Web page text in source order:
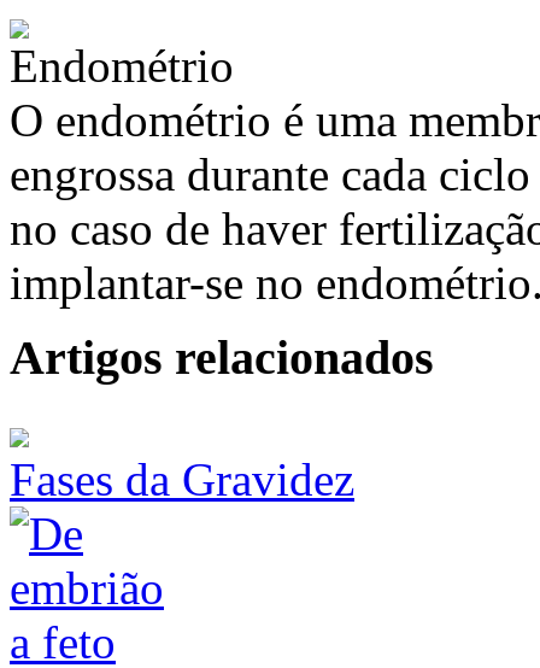
O endométrio é uma
engrossa durante cada
no caso de haver
implantar-se no
Artigos relacionados
Fases da Gravidez